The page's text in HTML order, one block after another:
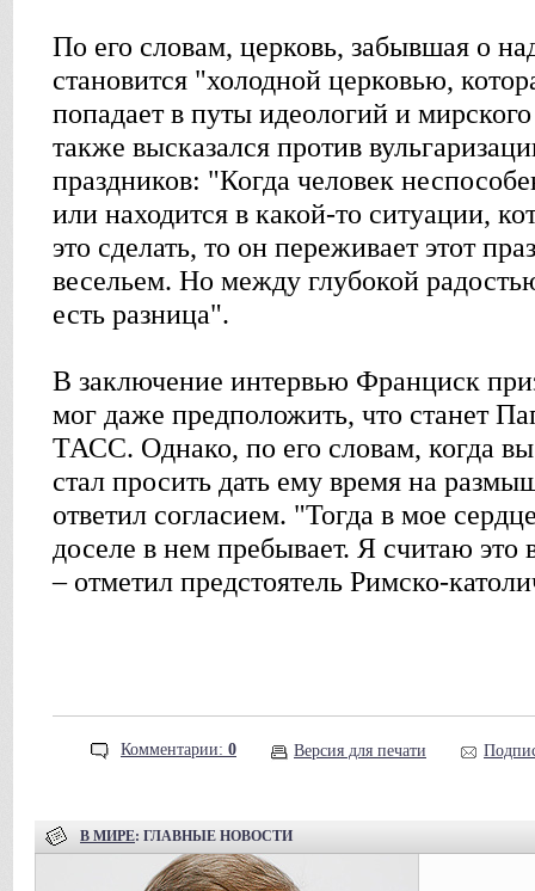
По его словам, церковь, забывшая о
становится "холодной церковью,
попадает в путы идеологий и
также высказался против
праздников: "Когда человек
или находится в какой-то ситуации,
это сделать, то он переживает этот
весельем. Но между глубокой
есть разница".
В заключение интервью Франциск
мог даже предположить, что станет
ТАСС. Однако, по его словам, когда
стал просить дать ему время на
ответил согласием. "Тогда в мое
доселе в нем пребывает. Я считаю
– отметил предстоятель Римско-
Комментарии: 0 Версия для печати
В МИРЕ: ГЛАВНЫЕ НОВОСТИ